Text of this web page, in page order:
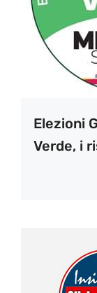
Elezioni
Verde, i